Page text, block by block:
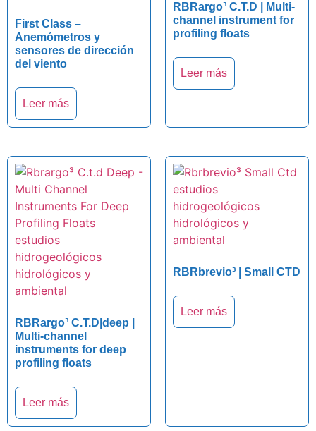
First Class –
Anemómetros y
sensores de dirección
del viento
Leer más
RBRargo³ C.T.D | Multi-
channel instrument for
profiling floats
Leer más
RBRargo³ C.T.D|deep |
Multi-channel
instruments for deep
profiling floats
Leer más
RBRbrevio³ | Small CTD
Leer más